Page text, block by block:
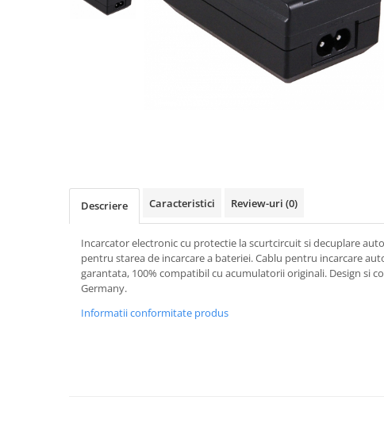
Aparate foto
Camere video
Scule electrice
Descriere Caracteristici Review-uri (0)
Incarcator electronic cu protectie la scurtcircuit si decuplare
pentru starea de incarcare a bateriei. Cablu pentru incarcare
garantata, 100% compatibil cu acumulatorii originali. Design si
Germany.
Informatii conformitate produs